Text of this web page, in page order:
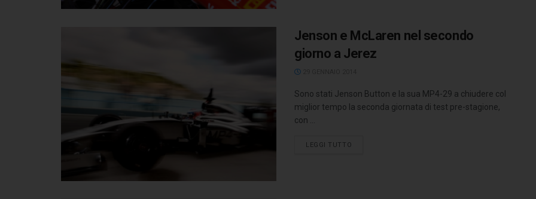
Jenson e McLaren nel secondo
giorno a Jerez
Sono stati Jenson Button e la sua MP4-29 a chiudere col
miglior tempo la seconda giornata di test pre-stagione,
con ...
LEGGI TUTTO